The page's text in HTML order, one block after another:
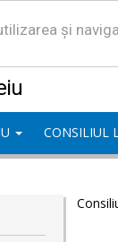
și
CONSILIUL